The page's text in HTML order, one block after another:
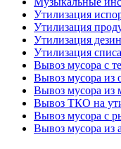
Утилизация
Утилизация
Утилизация
Утилизация
Вывоз мусора с
Вывоз мусора из
Вывоз мусора из
Вывоз ТКО на
Вывоз мусора с
Вывоз мусора из